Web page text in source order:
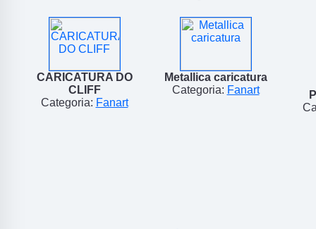
CARICATURA DO
CLIFF
Categoria: Fanart
Metallica caricatura
Categoria: Fanart